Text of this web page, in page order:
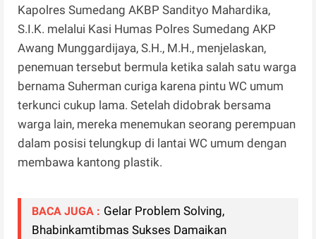
Kapolres Sumedang AKBP Sandityo Mahardika,
S.I.K. melalui Kasi Humas Polres Sumedang AKP
Awang Munggardijaya, S.H., M.H., menjelaskan,
penemuan tersebut bermula ketika salah satu warga
bernama Suherman curiga karena pintu WC umum
terkunci cukup lama. Setelah didobrak bersama
warga lain, mereka menemukan seorang perempuan
dalam posisi telungkup di lantai WC umum dengan
membawa kantong plastik.
BACA JUGA : Gelar Problem Solving,
Bhabinkamtibmas Sukses Damaikan